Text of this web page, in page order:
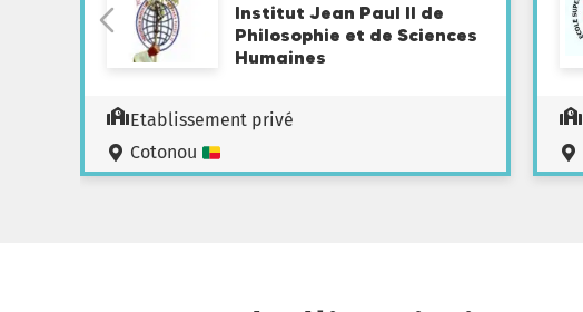
Institut Jean Paul II de
Philosophie et de Sciences
Humaines
Etablissement privé
Cotonou